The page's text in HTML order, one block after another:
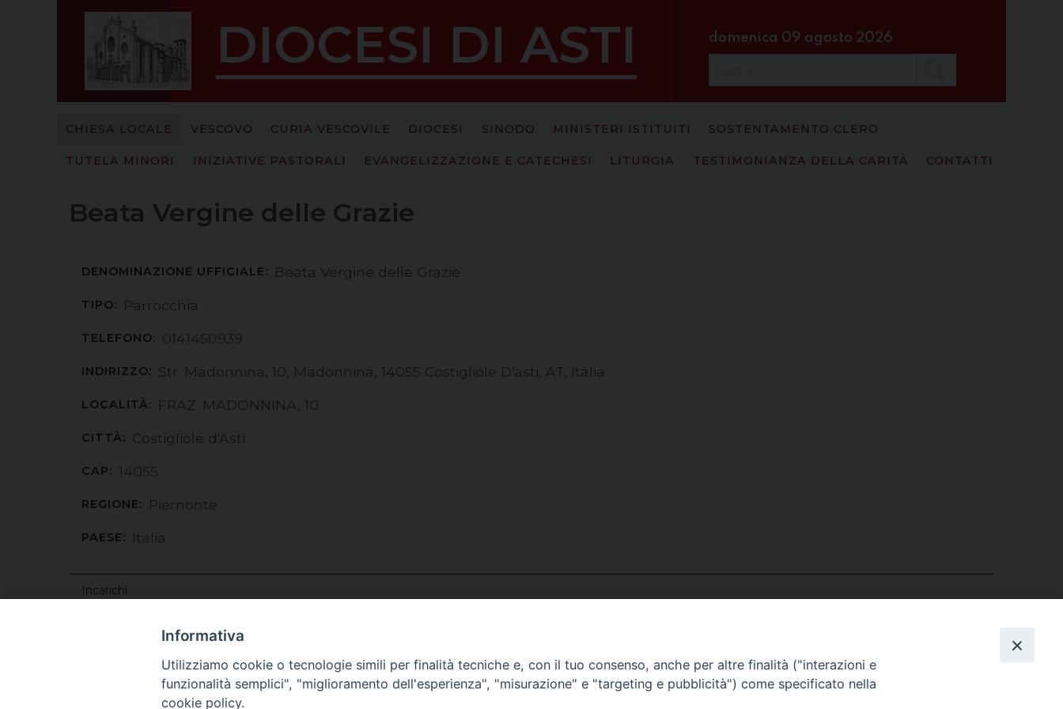
domenica 09 agosto 2026
DIOCESI DI ASTI
CHIESA LOCALE VESCOVO CURIA VESCOVILE DIOCESI SINODO MINISTERI ISTITUITI SOSTENTAMENTO CLERO
TUTELA MINORI INIZIATIVE PASTORALI EVANGELIZZAZIONE E CATECHESI LITURGIA TESTIMONIANZA DELLA CARITÀ CONTATTI
Beata Vergine delle Grazie
DENOMINAZIONE UFFICIALE: Beata Vergine delle Grazie
TIPO: Parrocchia
TELEFONO: 0141450939
INDIRIZZO: Str. Madonnina, 10, Madonnina, 14055 Costigliole D'asti, AT, Italia
LOCALITÀ: FRAZ. MADONNINA, 10
CITTÀ: Costigliole d'Asti
CAP: 14055
REGIONE: Piemonte
PAESE: Italia
Incarichi
Bianco Diacono Giovanni
Orari Sante Messe da Pmap
Episcopio (Benevento) (Piazza Orsini, 27 - Benevento)
Dati non disponibili
Informativa
Utilizziamo cookie o tecnologie simili per finalità tecniche e, con il tuo consenso, anche per altre finalità ("interazioni e
funzionalità semplici", "miglioramento dell'esperienza", "misurazione" e "targeting e pubblicità") come specificato nella
cookie policy.